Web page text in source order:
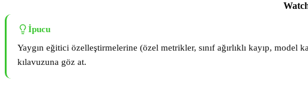
İpucu
Yaygın eğitici özelleştirmelerine (özel metrikler, sınıf ağırlıklı kayıp,
kılavuzuna göz at.